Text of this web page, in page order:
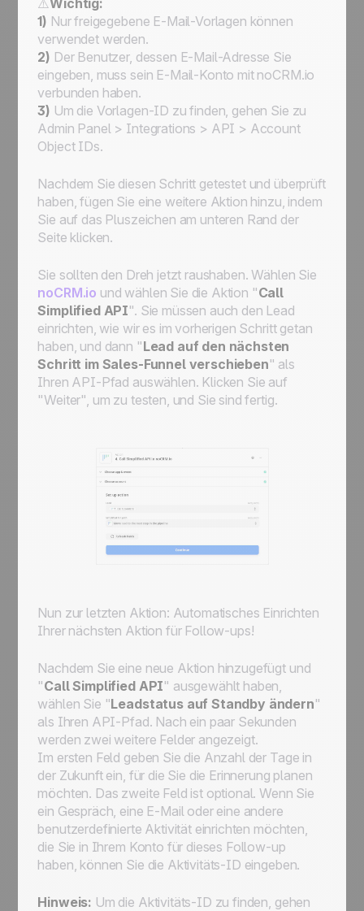
⚠️Wichtig:
1) Nur freigegebene E-Mail-Vorlagen können
verwendet werden.
2) Der Benutzer, dessen E-Mail-Adresse Sie
eingeben, muss sein E-Mail-Konto mit noCRM.io
verbunden haben.
3) Um die Vorlagen-ID zu finden, gehen Sie zu
Admin Panel > Integrations > API > Account
Object IDs.
Nachdem Sie diesen Schritt getestet und überprüft
haben, fügen Sie eine weitere Aktion hinzu, indem
Sie auf das Pluszeichen am unteren Rand der
Seite klicken.
Sie sollten den Dreh jetzt raushaben. Wählen Sie
noCRM.io und wählen Sie die Aktion "Call
Simplified API". Sie müssen auch den Lead
einrichten, wie wir es im vorherigen Schritt getan
haben, und dann "Lead auf den nächsten
Schritt im Sales-Funnel verschieben" als
Ihren API-Pfad auswählen. Klicken Sie auf
"Weiter", um zu testen, und Sie sind fertig.
Nun zur letzten Aktion: Automatisches Einrichten
Ihrer nächsten Aktion für Follow-ups!
Nachdem Sie eine neue Aktion hinzugefügt und
"Call Simplified API" ausgewählt haben,
wählen Sie "Leadstatus auf Standby ändern"
als Ihren API-Pfad. Nach ein paar Sekunden
werden zwei weitere Felder angezeigt.
Im ersten Feld geben Sie die Anzahl der Tage in
der Zukunft ein, für die Sie die Erinnerung planen
möchten. Das zweite Feld ist optional. Wenn Sie
ein Gespräch, eine E-Mail oder eine andere
benutzerdefinierte Aktivität einrichten möchten,
die Sie in Ihrem Konto für dieses Follow-up
haben, können Sie die Aktivitäts-ID eingeben.
Hinweis: Um die Aktivitäts-ID zu finden, gehen